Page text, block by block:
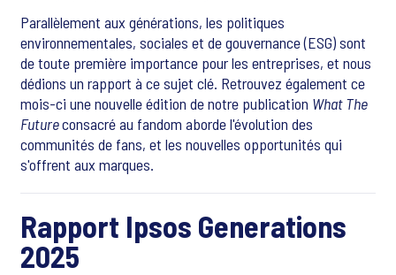
Parallèlement aux générations, les politiques
environnementales, sociales et de gouvernance (ESG) sont
de toute première importance pour les entreprises, et nous
dédions un rapport à ce sujet clé. Retrouvez également ce
mois-ci une nouvelle édition de notre publication What The
Futureconsacré au fandom aborde l'évolution des
communités de fans, et les nouvelles opportunités qui
s'offrent aux marques.
Rapport Ipsos Generations
2025